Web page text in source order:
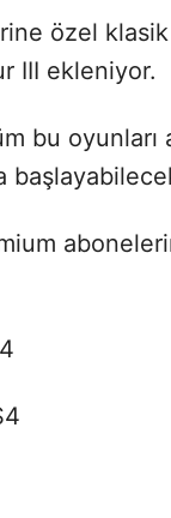
özel
III ekleniyor.
bu oyunları